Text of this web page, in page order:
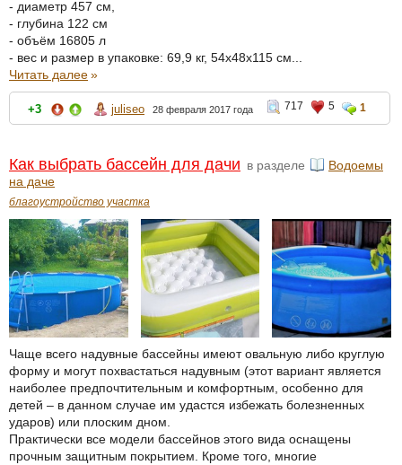
- диаметр 457 см,
- глубина 122 см
- объём 16805 л
- вес и размер в упаковке: 69,9 кг, 54х48х115 см...
Читать далее»
+3 juliseo 28 февраля 2017 года 717 5 1
Как выбрать бассейн для дачи в разделе
Водоемы
на даче
благоустройство участка
Чаще всего надувные бассейны имеют овальную либо круглую
форму и могут похвастаться надувным (этот вариант является
наиболее предпочтительным и комфортным, особенно для
детей – в данном случае им удастся избежать болезненных
ударов) или плоским дном.
Практически все модели бассейнов этого вида оснащены
прочным защитным покрытием. Кроме того, многие